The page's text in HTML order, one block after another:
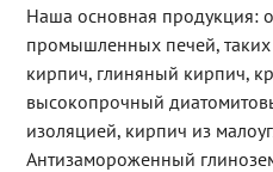
Наша основная продукция:
промышленных печей,
кирпич, глиняный кирпич,
высокопрочный
изоляцией, кирпич из
Антизамороженный